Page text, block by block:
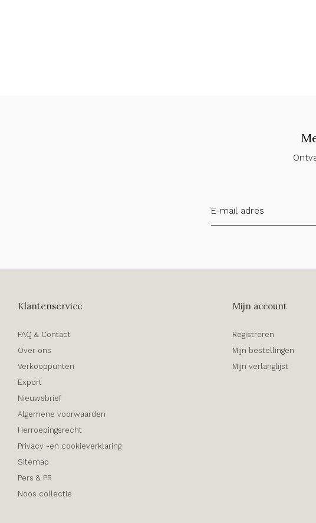
Klantenservice
FAQ & Contact
Over ons
Verkooppunten
Export
Nieuwsbrief
Algemene voorwaarden
Herroepingsrecht
Privacy -en cookieverklaring
Sitemap
Pers & PR
Noos collectie
Mijn account
Registreren
Mijn bestellingen
Mijn verlanglijst